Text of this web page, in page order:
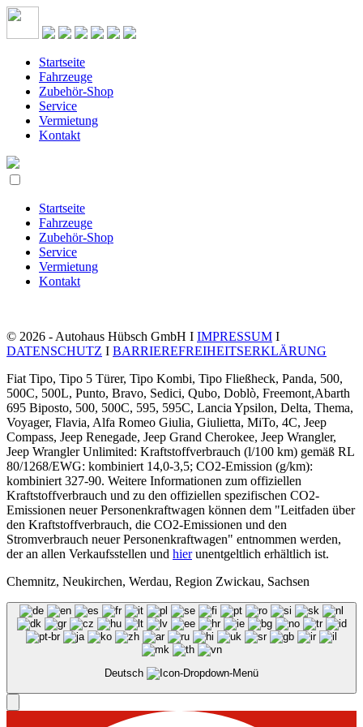
Startseite
Fahrzeuge
Zubehör-Shop
Service
Vermietung
Kontakt
Startseite
Fahrzeuge
Zubehör-Shop
Service
Vermietung
Kontakt
© 2026 - Autohaus Hübsch GmbH I IMPRESSUM I
DATENSCHUTZ I BARRIEREFREIHEITSERKLÄRUNG
Fiat Tipo, Tipo 5 Türer, Tipo Kombi, Tipo Fließheck, Panda, 500,
500C, 500L, Punto, Bravo, Sedici, Qubo, Doblò, Freemont,Abarth
695 Biposto, 500, 500C, 595, 595C, Lancia Ypsilon, Delta, Thema,
Voyager, Flavia, Alfa Romeo Giulia, Giulietta, MiTo, 4C, Jeep
Compass, Jeep Renegade, Jeep Grand Cherokee, Jeep Wrangler,
Jeep Wrangler Unlimited: Kraftstoffverbrauch (l/100 km) gemäß RL
80/1268/EWG: kombiniert 14,0-3,5; CO2-Emission (g/km):
kombiniert 327-90. Weitere Informationen zum offiziellen
Kraftstoffverbrauch und zu den offiziellen spezifischen CO2-
Emissionen neuer Personenkraftwagen können dem "Leitfaden über
den Kraftstoffverbrauch, die CO2-Emissionen und den
Stromverbrauch neuer Personenkraftwagen" entnommen werden,
der an allen Verkaufsstellen und hierunentgeltlich erhältlich ist.
Chemnitz, Neukirchen, Werdau, Region Zwickau, Sachsen
Deutsch